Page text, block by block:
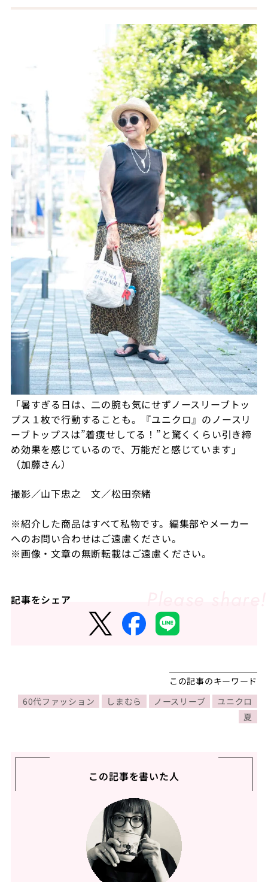
「暑すぎる日は、二の腕も気にせずノースリーブトッ
プス１枚で行動することも。『ユニクロ』のノースリ
ーブトップスは”着痩せしてる！”と驚くくらい引き締
め効果を感じているので、万能だと感じています」
（加藤さん）
撮影／山下忠之 文／松田奈緒
※紹介した商品はすべて私物です。編集部やメーカー
へのお問い合わせはご遠慮ください。
※画像・文章の無断転載はご遠慮ください。
記事をシェア
この記事のキーワード
60代ファッション
しまむら ノースリーブ
ユニクロ
夏
この記事を書いた人